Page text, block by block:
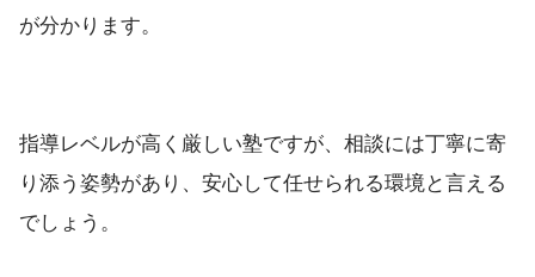
が分かります。
指導レベルが高く厳しい塾ですが、相談には丁寧に寄
り添う姿勢があり、安心して任せられる環境と言える
でしょう。